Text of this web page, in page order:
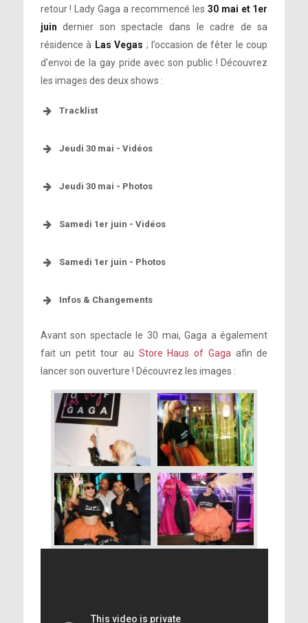
retour ! Lady Gaga a recommencé les 30 mai et 1er
juin dernier son spectacle dans le cadre de sa
résidence à Las Vegas ; l’occasion de fêter le coup
d’envoi de la gay pride avec son public ! Découvrez
les images des deux shows :
Tracklist
Jeudi 30 mai - Vidéos
Jeudi 30 mai - Photos
Samedi 1er juin - Vidéos
Samedi 1er juin - Photos
Infos & Changements
Avant son spectacle le 30 mai, Gaga a également
fait un petit tour au Store Haus of Gagaafin de
lancer son ouverture ! Découvrez les images :